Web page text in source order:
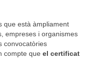
que està àmpliament
empreses i organismes
convocatòries
compte que el certificat